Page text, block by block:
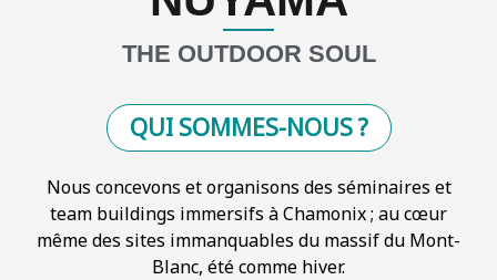
THE OUTDOOR SOUL
QUI SOMMES-NOUS ?
Nous concevons et organisons des séminaires et
team buildings immersifs àChamonix; au cœur
même des sites immanquables du massif du Mont-
Blanc, été comme hiver.